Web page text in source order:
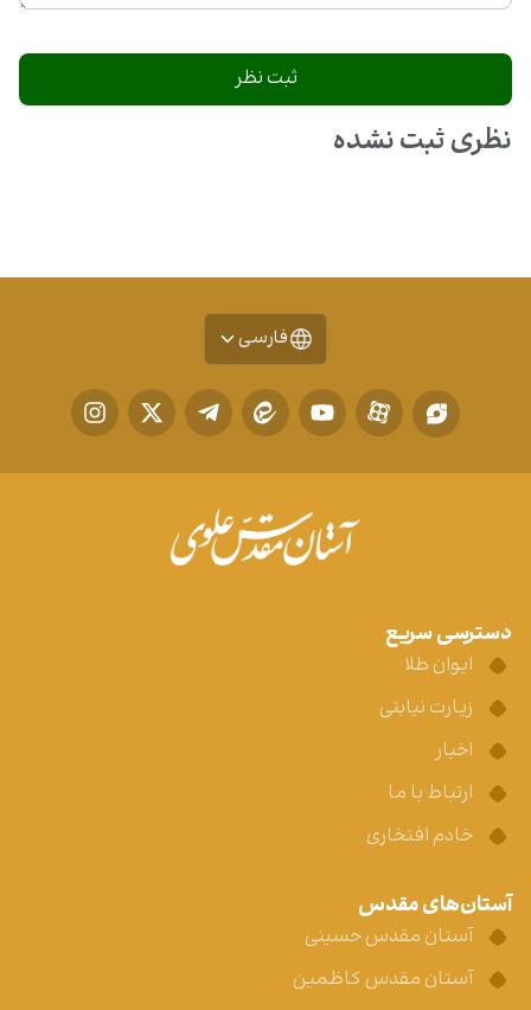
نظری ثبت نشده
فارسی
دسترسی سریع
ایوان طلا
زیارت نیابتی
اخبار
ارتباط با ما
خادم افتخاری
آستان‌های مقدس
آستان مقدس حسینی
آستان مقدس کاظمین